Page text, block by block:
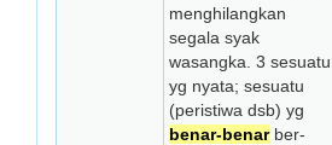
menghilangkan
segala syak
wasangka. 3 sesuatu
yg nyata; sesuatu
(peristiwa dsb) yg
benar-benarber­